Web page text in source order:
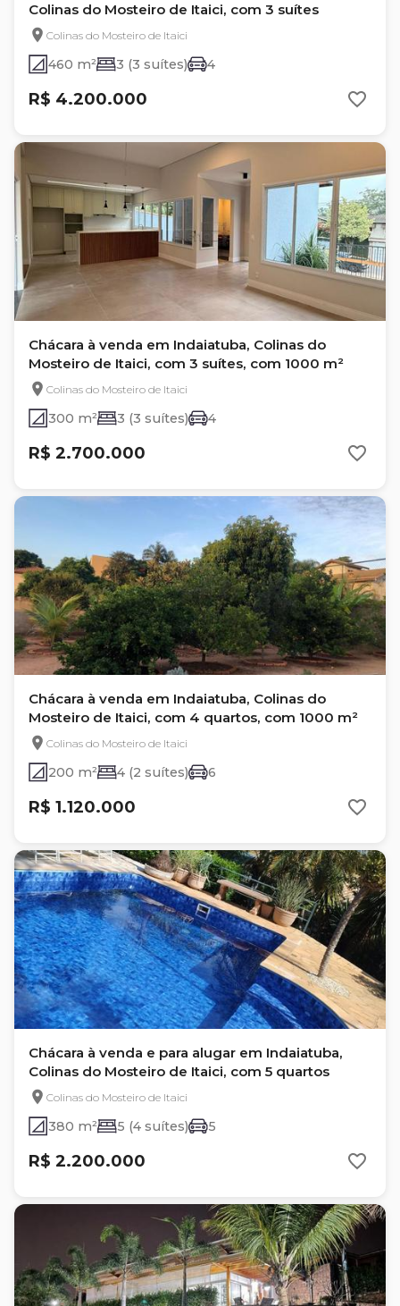
Colinas do Mosteiro de Itaici, com 3 suítes
Colinas do Mosteiro de Itaici
460 m² 3 (3 suítes) 4
R$ 4.200.000
Chácara à venda em Indaiatuba, Colinas do
Mosteiro de Itaici, com 3 suítes, com 1000 m²
Colinas do Mosteiro de Itaici
300 m² 3 (3 suítes) 4
R$ 2.700.000
Chácara à venda em Indaiatuba, Colinas do
Mosteiro de Itaici, com 4 quartos, com 1000 m²
Colinas do Mosteiro de Itaici
200 m² 4 (2 suítes) 6
R$ 1.120.000
Chácara à venda e para alugar em Indaiatuba,
Colinas do Mosteiro de Itaici, com 5 quartos
Colinas do Mosteiro de Itaici
380 m² 5 (4 suítes) 5
R$ 2.200.000